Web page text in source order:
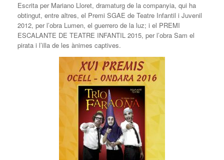
Escrita per Mariano Lloret, dramaturg de la companyia, qui ha
obtingut, entre altres, el Premi SGAE de Teatre Infantil i Juvenil
2012, per l’obra Lumen, el guerrero de la luz; i el PREMI
ESCALANTE DE TEATRE INFANTIL 2015, per l’obra Sam el
pirata i l’illa de les ànimes captives.